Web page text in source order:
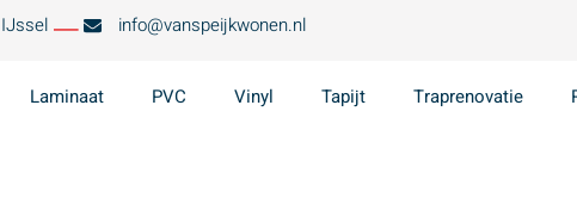
info@vanspeijkwonen.nl
Laminaat PVC Vinyl Tapijt Traprenovatie